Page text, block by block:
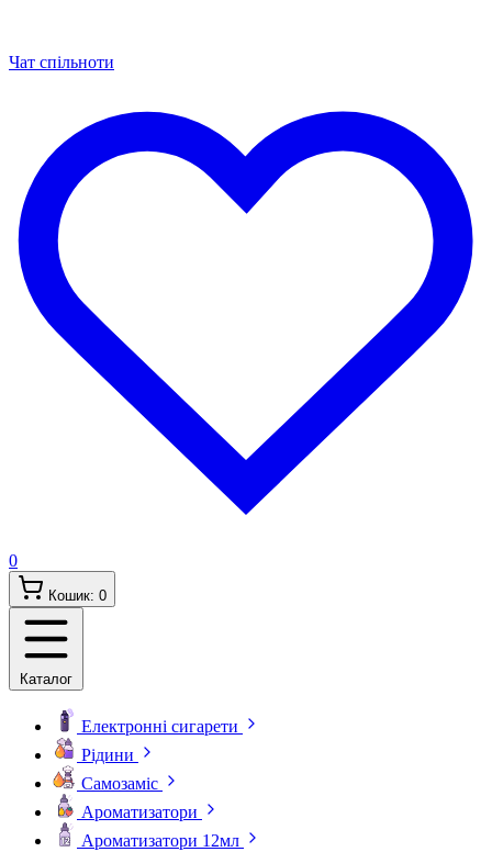
Чат спільноти
0
Кошик: 0
Каталог
Електронні сигарети
Рідини
Самозаміс
Ароматизатори
Ароматизатори 12мл